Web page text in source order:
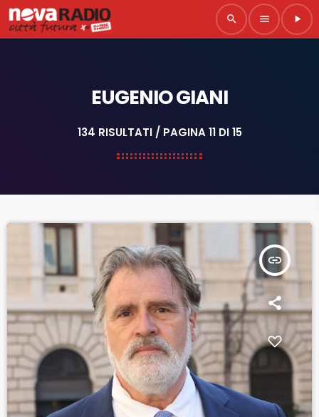
search menu play_arrow
EUGENIO GIANI
134 RISULTATI / PAGINA 11 DI 15
insert_link